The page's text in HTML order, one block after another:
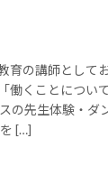
育の講師として
働くことについ
の先生体験・ダ
[…]